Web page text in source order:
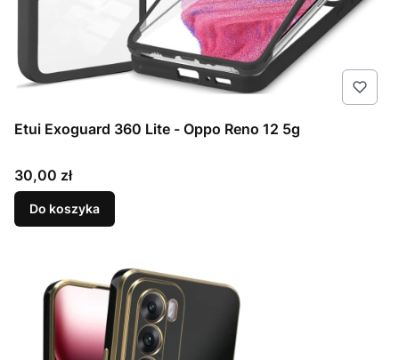
Etui Exoguard 360 Lite - Oppo Reno 12 5g
Cena
30,00 zł
Do koszyka